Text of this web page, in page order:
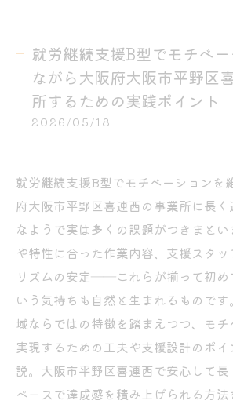
就労継続支援B型でモチベ
ながら大阪府大阪市平野区
所するための実践ポイント
2026/05/18
就労継続支援B型でモチベーションを
府大阪市平野区喜連西の事業所に長
なようで実は多くの課題がつきまと
や特性に合った作業内容、支援スタ
リズムの安定――これらが揃って初め
いう気持ちも自然と生まれるもので
域ならではの特徴を踏まえつつ、モチ
実現するための工夫や支援設計のポ
説。大阪市平野区喜連西で安心して
ペースで達成感を積み上げられる方